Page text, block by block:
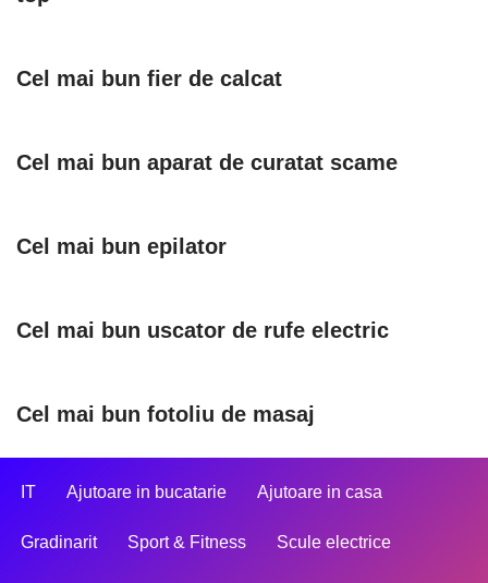
Cel mai bun fier de calcat
Cel mai bun aparat de curatat scame
Cel mai bun epilator
Cel mai bun uscator de rufe electric
Cel mai bun fotoliu de masaj
IT Ajutoare in bucatarie Ajutoare in casa
Gradinarit Sport & Fitness Scule electrice